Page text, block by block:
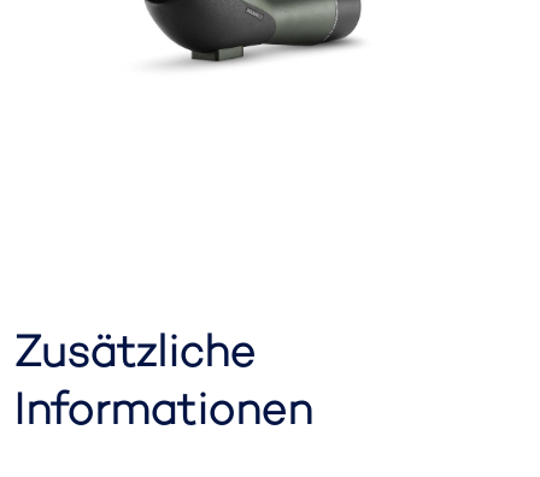
Zusätzliche
Informationen